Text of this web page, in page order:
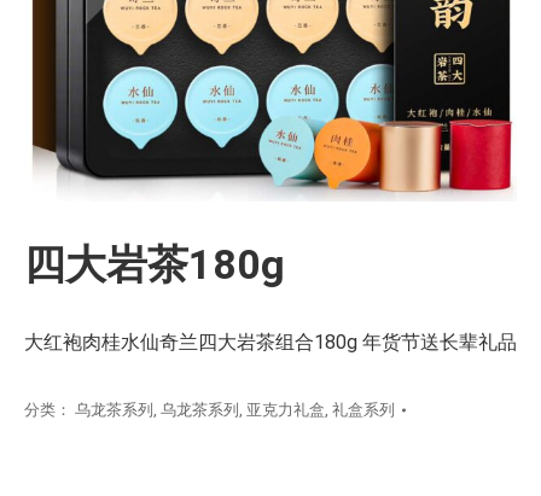
四大岩茶180g
大红袍肉桂水仙奇兰四大岩茶组合180g 年货节送长辈礼品
分类： 乌龙茶系列 , 乌龙茶系列 , 亚克力礼盒, 礼盒系列